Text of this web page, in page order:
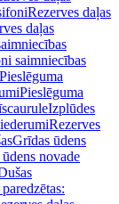
Rezerves daļas
daļas
saimniecības
Pieslēguma
Pieslēguma
Izplūdes
Rezerves
Grīdas ūdens
novade